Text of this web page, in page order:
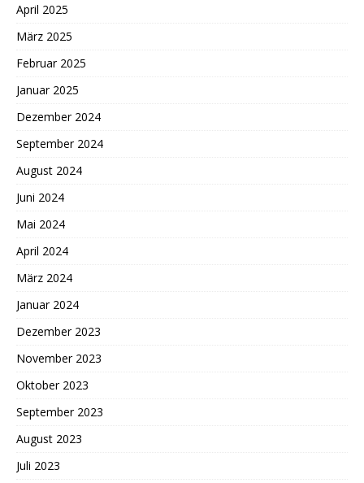
April 2025
März 2025
Februar 2025
Januar 2025
Dezember 2024
September 2024
August 2024
Juni 2024
Mai 2024
April 2024
März 2024
Januar 2024
Dezember 2023
November 2023
Oktober 2023
September 2023
August 2023
Juli 2023